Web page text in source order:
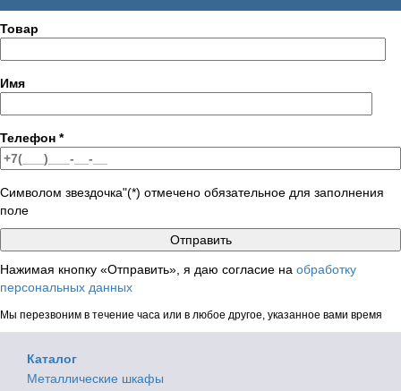
Товар
Имя
Телефон *
Символом звездочка"(*) отмечено обязательное для заполнения
поле
Нажимая кнопку «Отправить», я даю согласие на обработку
персональных данных
Мы перезвоним в течение часа или в любое другое, указанное вами время
Каталог
Металлические шкафы